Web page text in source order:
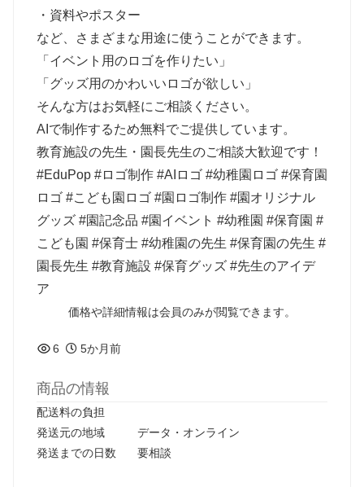
・資料やポスター
など、さまざまな用途に使うことができます。
「イベント用のロゴを作りたい」
「グッズ用のかわいいロゴが欲しい」
そんな方はお気軽にご相談ください。
AIで制作するため無料でご提供しています。
教育施設の先生・園長先生のご相談大歓迎です！
#EduPop #ロゴ制作 #AIロゴ #幼稚園ロゴ #保育園
ロゴ #こども園ロゴ #園ロゴ制作 #園オリジナル
グッズ #園記念品 #園イベント #幼稚園 #保育園 #
こども園 #保育士 #幼稚園の先生 #保育園の先生 #
園長先生 #教育施設 #保育グッズ #先生のアイデ
ア
価格や詳細情報は会員のみが閲覧できます。
6 5か月前
商品の情報
配送料の負担
発送元の地域
データ・オンライン
発送までの日数
要相談